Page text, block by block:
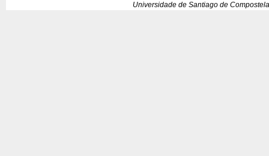
Universidade de Santiago de